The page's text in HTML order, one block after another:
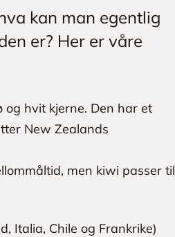
kan man egentlig
er? Her er våre
og hvit kjerne. Den har et
New Zealands
men kiwi passer til
Italia, Chile og Frankrike)